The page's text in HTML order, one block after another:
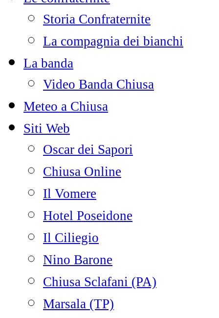
Storia Confraternite
La compagnia dei bianchi
La banda
Video Banda Chiusa
Meteo a Chiusa
Siti Web
Oscar dei Sapori
Chiusa Online
Il Vomere
Hotel Poseidone
Il Ciliegio
Nino Barone
Chiusa Sclafani (PA)
Marsala (TP)